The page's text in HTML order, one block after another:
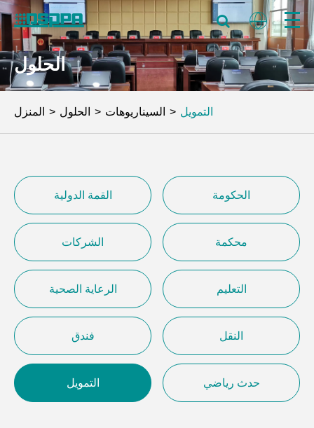
الحلول
المنزل الحلول السيناريوهات التمويل
القمة الدولية الحكومة
الشركات محكمة
الرعاية الصحية التعليم
فندق النقل
التمويل حدث رياضي